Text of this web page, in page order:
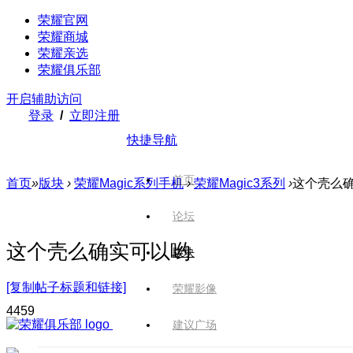
荣耀官网
荣耀商城
荣耀亲选
荣耀俱乐部
开启辅助访问
登录 / 立即注册
快捷导航
首页
论坛
版块
荣耀影像
建议广场
首页»版块 › 荣耀Magic系列手机 › 荣耀Magic3系列 ›这个壳么
这个壳么确实可以哟
[复制帖子标题和链接]
4459